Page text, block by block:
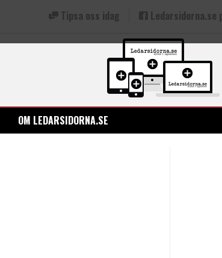
Tipsa oss idag Ledarsidorna.se
OM LEDARSIDORNA.SE